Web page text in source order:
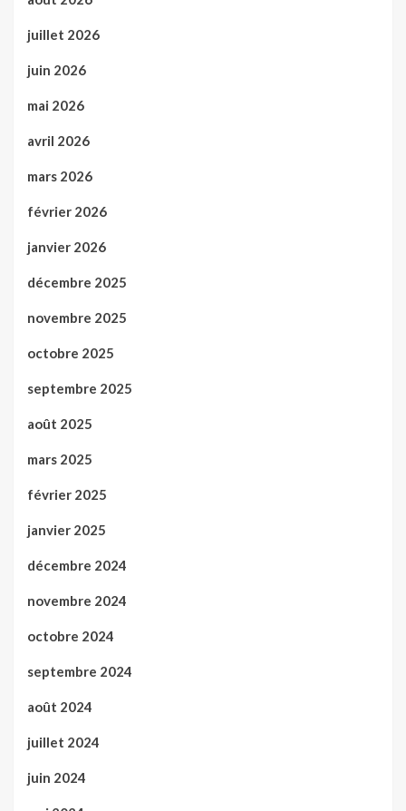
juillet 2026
juin 2026
mai 2026
avril 2026
mars 2026
février 2026
janvier 2026
décembre 2025
novembre 2025
octobre 2025
septembre 2025
août 2025
mars 2025
février 2025
janvier 2025
décembre 2024
novembre 2024
octobre 2024
septembre 2024
août 2024
juillet 2024
juin 2024